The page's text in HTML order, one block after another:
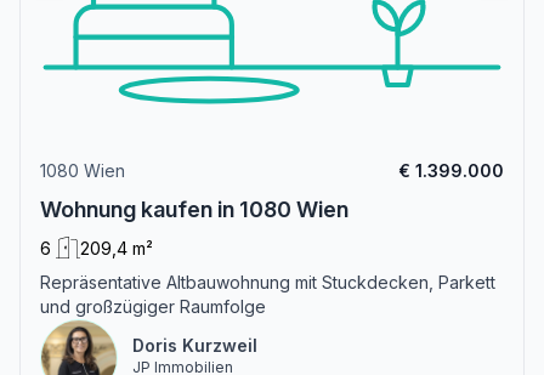
1080 Wien € 1.399.000
Wohnung kaufen in 1080 Wien
6
209,4 m²
Repräsentative Altbauwohnung mit Stuckdecken, Parkett
und großzügiger Raumfolge
Doris Kurzweil
JP Immobilien